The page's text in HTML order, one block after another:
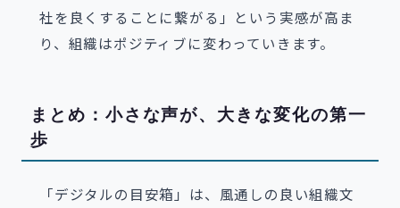
社を良くすることに繋がる」という実感が高ま
り、組織はポジティブに変わっていきます。
まとめ：小さな声が、大きな変化の第一
歩
「デジタルの目安箱」は、風通しの良い組織文